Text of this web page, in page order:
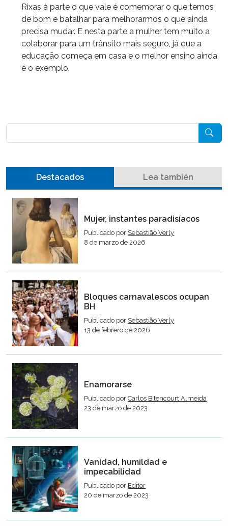
Rixas à parte o que vale é comemorar o que temos
de bom e batalhar para melhorarmos o que ainda
precisa mudar. E nesta parte a mulher tem muito a
colaborar para um trânsito mais seguro, já que a
educação começa em casa e o melhor ensino ainda
é o exemplo.
Destacados Lea también
Mujer, instantes paradisíacos
Publicado por Sebastião Verly
8 de marzo de 2026
Bloques carnavalescos ocupan
BH
Publicado por Sebastião Verly
13 de febrero de 2026
Enamorarse
Publicado porCarlos Bitencourt Almeida
23 de marzo de 2023
Vanidad, humildad e
impecabilidad
Publicado por Editor
20 de marzo de 2023